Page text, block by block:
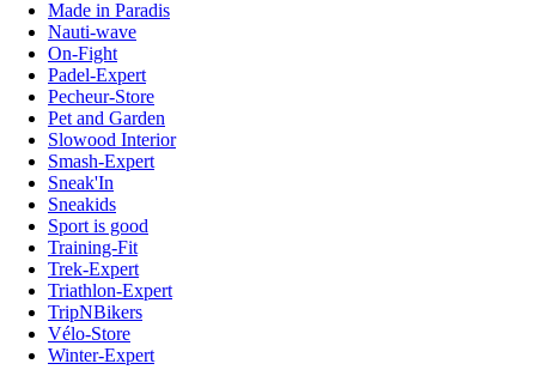
Made in Paradis
Nauti-wave
On-Fight
Padel-Expert
Pecheur-Store
Pet and Garden
Slowood Interior
Smash-Expert
Sneak'In
Sneakids
Sport is good
Training-Fit
Trek-Expert
Triathlon-Expert
TripNBikers
Vélo-Store
Winter-Expert